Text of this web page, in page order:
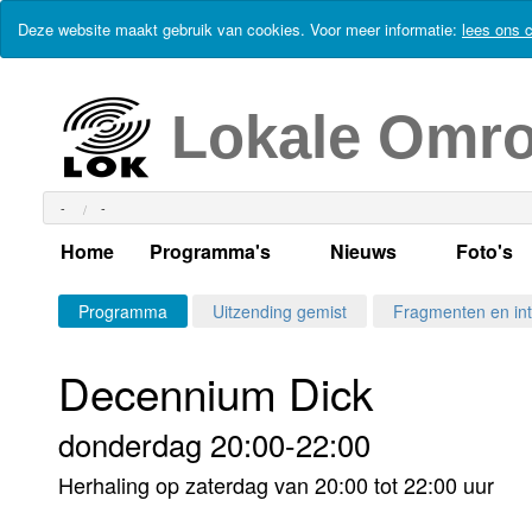
Deze website maakt gebruik van cookies. Voor meer informatie: lees ons
Lokale
- -
Home Programma's
Alle dagen
Per dag
Maandag
Alle programma's
Nieuws
Actueel Lokaal
Kabelkrant
Foto's
Programma Uitzending gemist Fragmenten en
Decennium Dick
donderdag 20:00-22:00
Herhaling op zaterdag van 20:00 tot 22:00 uur